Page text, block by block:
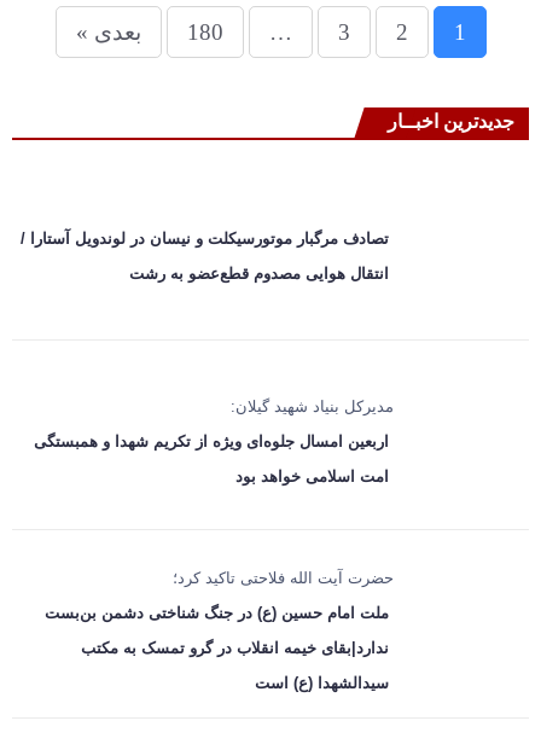
1
2
3
…
180 بعدی »
جدیدترین اخبــار
تصادف مرگبار موتورسیکلت و نیسان در لوندویل آستارا /
انتقال هوایی مصدوم قطع‌عضو به رشت
مدیرکل بنیاد شهید گیلان:
اربعین امسال جلوه‌ای ویژه از تکریم شهدا و همبستگی
امت اسلامی خواهد بود
حضرت آیت الله فلاحتی تاکید کرد؛
ملت امام حسین (ع) در جنگ شناختی دشمن بن‌بست
ندارد|بقای خیمه انقلاب در گرو تمسک به مکتب
سیدالشهدا (ع) است